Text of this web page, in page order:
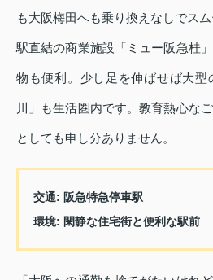
も大阪梅田へも乗り換えなしでスム
駅直結の商業施設「ミュー阪急桂
物も便利。少し足を伸ばせば大
川」も生活圏内です。教育熱心な
としても申し分ありません。
交通: 阪急特急停車駅
環境: 閑静な住宅街と便利な駅前